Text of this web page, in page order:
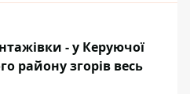
- у Керуючої
району згорів весь